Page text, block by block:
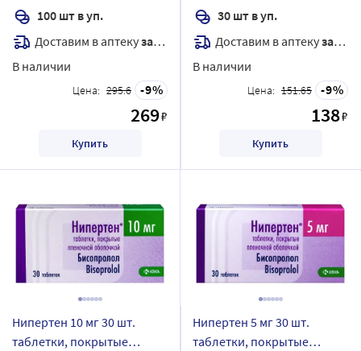
100 шт в уп.
Доставим в аптекузавтра
В наличии
Цена: 295.6 9
269₽
Купить
30 шт в уп.
Доставим в аптекузавтра
В наличии
Цена: 151.65 9
138₽
Купить
Нипертен 10 мг 30 шт.
таблетки, покрытые
Нипертен 5 мг 30 шт.
таблетки, покрытые